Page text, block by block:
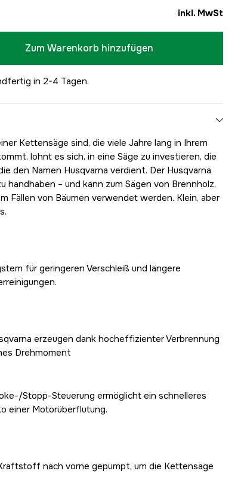
inkl. MwSt
Zum Warenkorb hinzufügen
in 2-4 Tagen.
Kettensäge sind, die viele Jahre lang in Ihrem
lohnt es sich, in eine Säge zu investieren, die
den Namen Husqvarna verdient. Der Husqvarna
handhaben – und kann zum Sägen von Brennholz,
Fällen von Bäumen verwendet werden. Klein, aber
für geringeren Verschleiß und längere
erzeugen dank hocheffizienter Verbrennung
Drehmoment
Stopp-Steuerung ermöglicht ein schnelleres
einer Motorüberflutung.
nach vorne gepumpt, um die Kettensäge